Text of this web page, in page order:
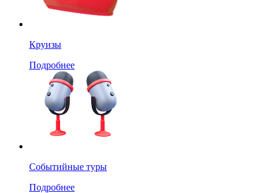
Круизы
Подробнее
Событийные туры
Подробнее